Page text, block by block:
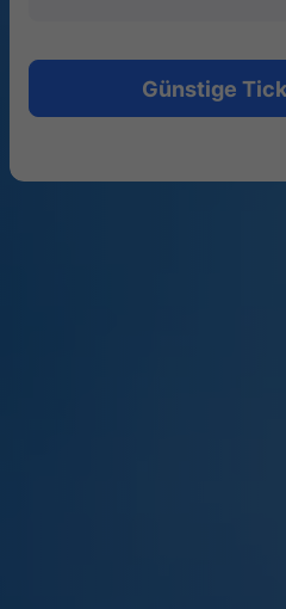
Günstige